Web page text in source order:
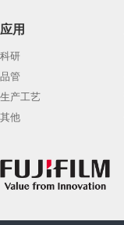
应用
科研
品管
生产工艺
其他